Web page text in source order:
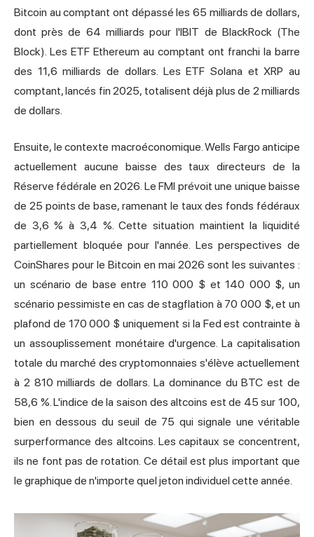
Bitcoin au comptant ont dépassé les 65 milliards de dollars,
dont près de 64 milliards pour l'IBIT de BlackRock (The
Block). Les ETF Ethereum au comptant ont franchi la barre
des 11,6 milliards de dollars. Les ETF Solana et XRP au
comptant, lancés fin 2025, totalisent déjà plus de 2 milliards
de dollars.
Ensuite, le contexte macroéconomique. Wells Fargo anticipe
actuellement aucune baisse des taux directeurs de la
Réserve fédérale en 2026. Le FMI prévoit une unique baisse
de 25 points de base, ramenant le taux des fonds fédéraux
de 3,6 % à 3,4 %. Cette situation maintient la liquidité
partiellement bloquée pour l'année. Les perspectives de
CoinShares pour le Bitcoin en mai 2026 sont les suivantes :
un scénario de base entre 110 000 $ et 140 000 $, un
scénario pessimiste en cas de stagflation à 70 000 $, et un
plafond de 170 000 $ uniquement si la Fed est contrainte à
un assouplissement monétaire d'urgence. La capitalisation
totale du marché des cryptomonnaies s'élève actuellement
à 2 810 milliards de dollars. La dominance du BTC est de
58,6 %. L'indice de la saison des altcoins est de 45 sur 100,
bien en dessous du seuil de 75 qui signale une véritable
surperformance des altcoins. Les capitaux se concentrent,
ils ne font pas de rotation. Ce détail est plus important que
le graphique de n'importe quel jeton individuel cette année.